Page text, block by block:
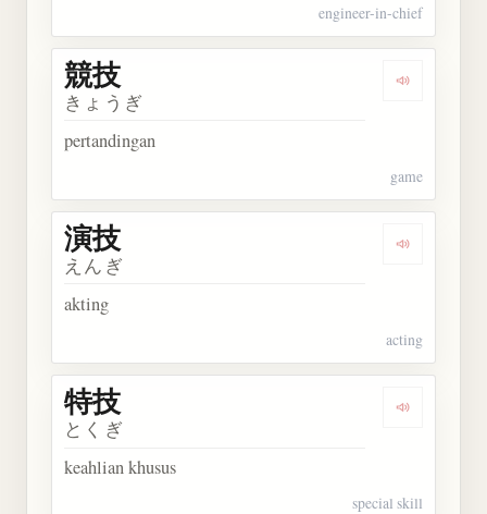
engineer-in-chief
Dengarkan
競技
きょうぎ
pertandingan
game
Dengarkan
演技
えんぎ
akting
acting
Dengarkan
特技
とくぎ
keahlian khusus
special skill